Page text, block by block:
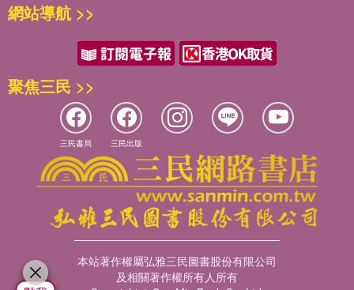
網站導航 >>
聚焦三民 >>
三民書局 三民出版
本站著作權屬弘雅三民圖書股份有限公司
及相關著作權所有人所有